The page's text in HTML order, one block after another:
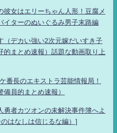
女はエリーちゃん人形！豆腐メ
イターのぬいぐるみ男子末路編
（デカい強い2次元嫁だいすき子
的まとめ速報）話題な動画取り上
番長のエキストラ芸能情報局！
備員的まとめ速報）
勇者カツオンの未解決事件簿へよ
はなしは信じるな編）]